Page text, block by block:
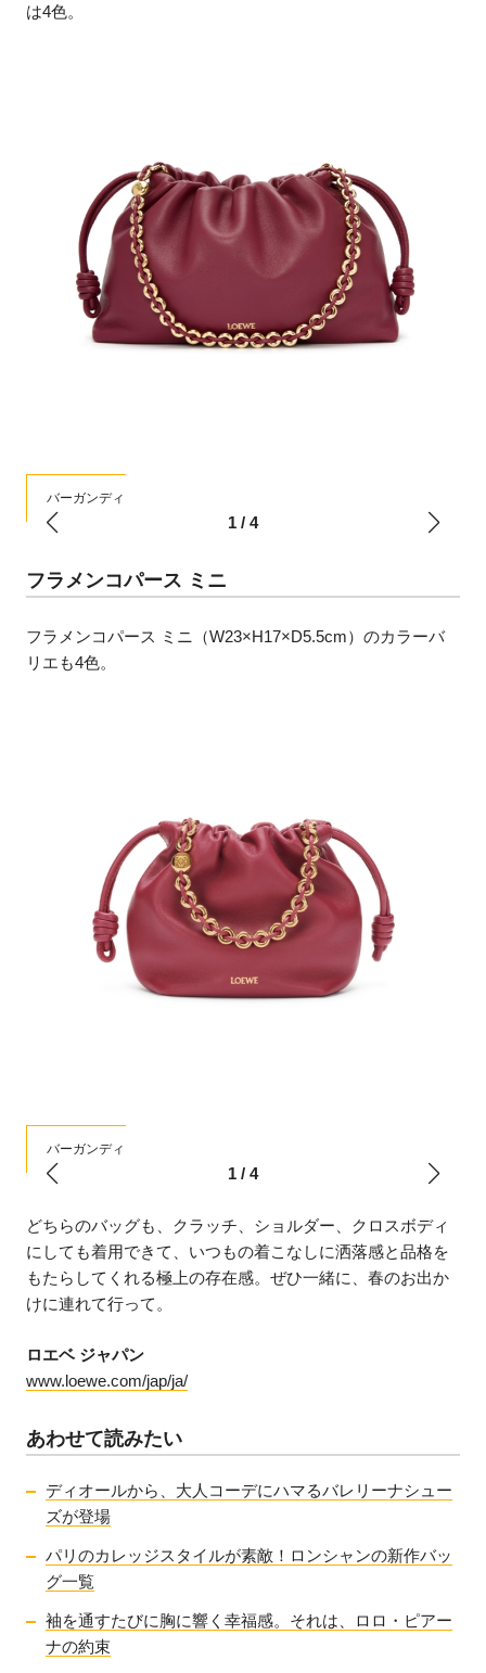
は4色。
バーガンディ
1/ 4
フラメンコパース ミニ
フラメンコパース ミニ（W23×H17×D5.5cm）のカラーバ
リエも4色。
バーガンディ
1/ 4
どちらのバッグも、クラッチ、ショルダー、クロスボディ
にしても着用できて、いつもの着こなしに洒落感と品格を
もたらしてくれる極上の存在感。ぜひ一緒に、春のお出か
けに連れて行って。
ロエベ ジャパン
www.loewe.com/jap/ja/
あわせて読みたい
ディオールから、大人コーデにハマるバレリーナシュー
ズが登場
パリのカレッジスタイルが素敵！ロンシャンの新作バッ
グ一覧
袖を通すたびに胸に響く幸福感。それは、ロロ・ピアー
ナの約束